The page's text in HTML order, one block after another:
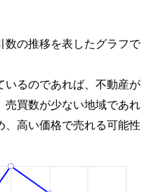
の推移を表したグラフで
るのであれば、不動産が
買数が少ない地域であれ
高い価格で売れる可能性